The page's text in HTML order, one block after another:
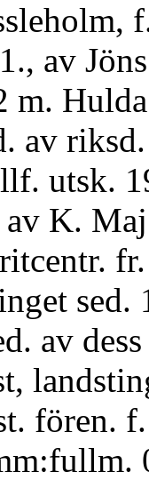
av
m.
av riksd.
utsk.
K.
sed.
av
fören.